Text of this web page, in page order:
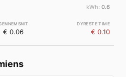
0.6
€ 0.06 € 0.10